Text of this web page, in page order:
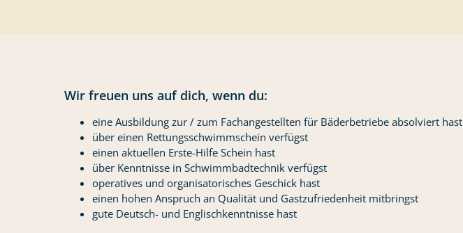
Wir freuen uns auf dich, wenn du:
eine Ausbildung zur / zum Fachangestellten für Bäderbetriebe absolviert hast
über einen Rettungsschwimmschein verfügst
einen aktuellen Erste-Hilfe Schein hast
über Kenntnisse in Schwimmbadtechnik verfügst
operatives und organisatorisches Geschick hast
einen hohen Anspruch an Qualität und Gastzufriedenheit mitbringst
gute Deutsch- und Englischkenntnisse hast